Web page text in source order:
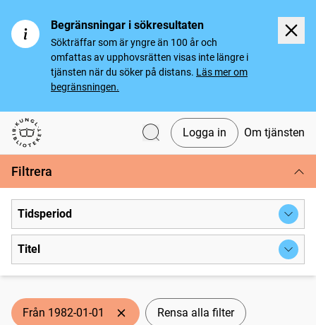
Begränsningar i sökresultaten
Sökträffar som är yngre än 100 år och
omfattas av upphovsrätten visas inte längre i
tjänsten när du söker på distans. Läs mer om
begränsningen.
Svenska tidningar
Logga in Om tjänsten
Filtrera
Tidsperiod
Titel
Från 1982-01-01 Rensa alla filter